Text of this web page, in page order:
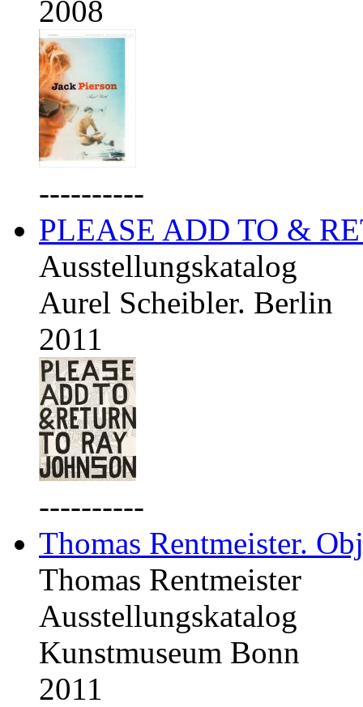
2008
----------
PLEASE ADD TO &
Ausstellungskatalog
Aurel Scheibler. Berlin
2011
----------
Thomas Rentmeister.
Thomas Rentmeister
Ausstellungskatalog
Kunstmuseum Bonn
2011